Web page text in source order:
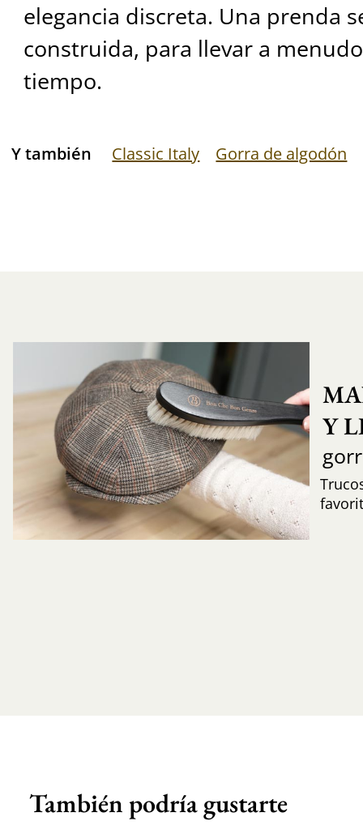
elegancia discreta. Una prenda
construida, para llevar a
tiempo.
Y también Classic Italy Gorra de algodón
Y
También podría gustarte